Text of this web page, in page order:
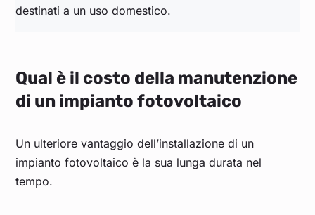
destinati a un uso domestico.
Qual è il costo della manutenzione
di un impianto fotovoltaico
Un ulteriore vantaggio dell’installazione di un
impianto fotovoltaico è la sua lunga durata nel
tempo.